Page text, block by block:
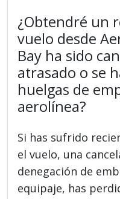
¿Obtendré un
vuelo desde
Bay ha sido
atrasado o se
huelgas de
aerolínea?
Si has sufrido
el vuelo, una
denegación de
equipaje, has